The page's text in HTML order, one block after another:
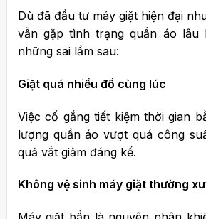
Dù đã đầu tư máy giặt hiện đại
vẫn gặp tình trạng quần áo lâu
những sai lầm sau:
Giặt quá nhiều đồ cùng lúc
Việc cố gắng tiết kiệm thời gian
lượng quần áo vượt quá công
quả vắt giảm đáng kể.
Không vệ sinh máy giặt thường